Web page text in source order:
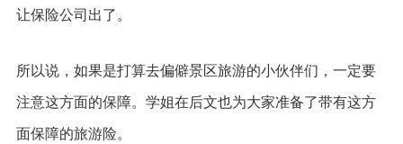
让保险公司出了。
所以说，如果是打算去偏僻景区旅游的小伙伴们，一定要
注意这方面的保障。学姐在后文也为大家准备了带有这方
面保障的旅游险。